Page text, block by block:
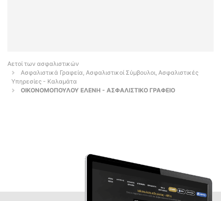
Αετοί των ασφαλιστικών
Ασφαλιστικά Γραφεία, Ασφαλιστικοί Σύμβουλοι, Ασφαλιστικές
Υπηρεσίες - Καλαμάτα
ΟΙΚΟΝΟΜΟΠΟΥΛΟΥ ΕΛΕΝΗ - ΑΣΦΑΛΙΣΤΙΚΟ ΓΡΑΦΕΙΟ